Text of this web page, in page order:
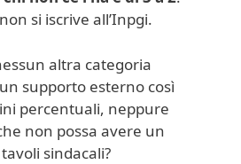
si iscrive all’Inpgi.
altra categoria
supporto esterno così
percentuali, neppure
non possa avere un
sindacali?